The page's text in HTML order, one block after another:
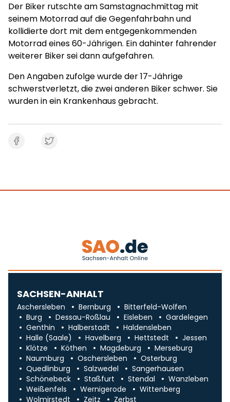
Der Biker rutschte am Samstagnachmittag mit
seinem Motorrad auf die Gegenfahrbahn und
kollidierte dort mit dem entgegenkommenden
Motorrad eines 60-Jährigen. Ein dahinter fahrender
weiterer Biker sei dann aufgefahren.
Den Angaben zufolge wurde der 17-Jährige
schwerstverletzt, die zwei anderen Biker schwer. Sie
wurden in ein Krankenhaus gebracht.
SACHSEN-ANHALT
Aschersleben Bernburg
Bitterfeld-Wolfen
Burg
Dessau-Roßlau Eisleben
Gardelegen
Genthin
Halberstadt
Haldensleben
Halle (Saale)
Havelberg Hettstedt
Jessen
Klötze
Köthen Magdeburg
Merseburg
Naumburg
Oschersleben
Osterburg
Quedlinburg
Salzwedel
Sangerhausen
Schönebeck
Staßfurt Stendal
Wanzleben
Weißenfels
Wernigerode
Wittenberg
Wolmirstedt
Zeitz Zerbst